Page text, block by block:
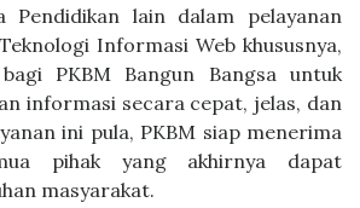
Pendidikan lain dalam pelayanan
Informasi Web khususnya,
PKBM Bangun Bangsa untuk
informasi secara cepat, jelas, dan
ini pula, PKBM siap menerima
pihak yang akhirnya dapat
masyarakat.